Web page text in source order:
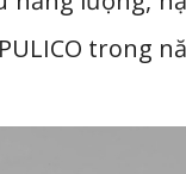
trong